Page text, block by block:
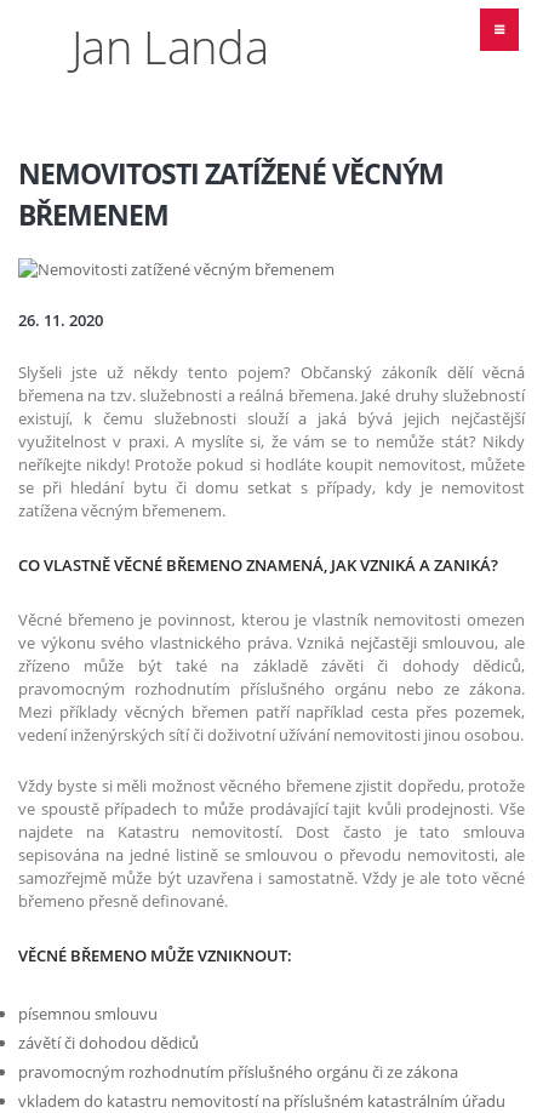
Jan Landa
NEMOVITOSTI ZATÍŽENÉ VĚCNÝM
BŘEMENEM
26. 11. 2020
Slyšeli jste už někdy tento pojem? Občanský zákoník dělí věcná
břemena na tzv. služebnosti a reálná břemena. Jaké druhy služebností
existují, k čemu služebnosti slouží a jaká bývá jejich nejčastější
využitelnost v praxi. A myslíte si, že vám se to nemůže stát? Nikdy
neříkejte nikdy! Protože pokud si hodláte koupit nemovitost, můžete
se při hledání bytu či domu setkat s případy, kdy je nemovitost
zatížena věcným břemenem.
CO VLASTNĚ VĚCNÉ BŘEMENO ZNAMENÁ, JAK VZNIKÁ A ZANIKÁ?
Věcné břemeno je povinnost, kterou je vlastník nemovitosti omezen
ve výkonu svého vlastnického práva. Vzniká nejčastěji smlouvou, ale
zřízeno může být také na základě závěti či dohody dědiců,
pravomocným rozhodnutím příslušného orgánu nebo ze zákona.
Mezi příklady věcných břemen patří například cesta přes pozemek,
vedení inženýrských sítí či doživotní užívání nemovitosti jinou osobou.
Vždy byste si měli možnost věcného břemene zjistit dopředu, protože
ve spoustě případech to může prodávající tajit kvůli prodejnosti. Vše
najdete na Katastru nemovitostí. Dost často je tato smlouva
sepisována na jedné listině se smlouvou o převodu nemovitosti, ale
samozřejmě může být uzavřena i samostatně. Vždy je ale toto věcné
břemeno přesně definované.
VĚCNÉ BŘEMENO MŮŽE VZNIKNOUT:
písemnou smlouvu
závětí či dohodou dědiců
pravomocným rozhodnutím příslušného orgánu či ze zákona
vkladem do katastru nemovitostí na příslušném katastrálním úřadu